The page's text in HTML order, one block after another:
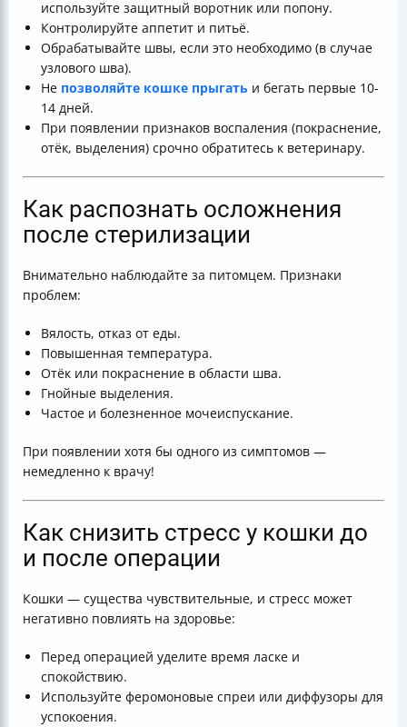
используйте защитный воротник или попону.
Контролируйте аппетит и питьё.
Обрабатывайте швы, если это необходимо (в случае
узлового шва).
Не позволяйте кошке прыгать и бегать первые 10-
14 дней.
При появлении признаков воспаления (покраснение,
отёк, выделения) срочно обратитесь к ветеринару.
Как распознать осложнения
после стерилизации
Внимательно наблюдайте за питомцем. Признаки
проблем:
Вялость, отказ от еды.
Повышенная температура.
Отёк или покраснение в области шва.
Гнойные выделения.
Частое и болезненное мочеиспускание.
При появлении хотя бы одного из симптомов —
немедленно к врачу!
Как снизить стресс у кошки до
и после операции
Кошки — существа чувствительные, и стресс может
негативно повлиять на здоровье:
Перед операцией уделите время ласке и
спокойствию.
Используйте феромоновые спреи или диффузоры для
успокоения.